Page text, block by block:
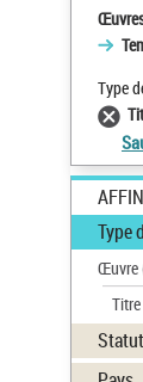
Type
Type
Œuvre